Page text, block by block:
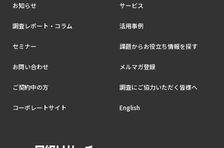
お知らせ サービス
調査レポート・コラム 活用事例
セミナー 課題からお役立ち情報を探す
お問い合わせ メルマガ登録
ご契約中の方 調査にご協力いただく皆様へ
コーポレートサイト English